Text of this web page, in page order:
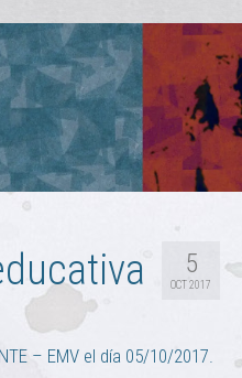
5
OCT 2017
– EMV el día 05/10/2017.